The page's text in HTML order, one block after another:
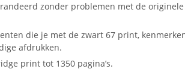
zonder problemen met de
die je met de zwart 67 print,
afdrukken.
print tot 1350 pagina’s.